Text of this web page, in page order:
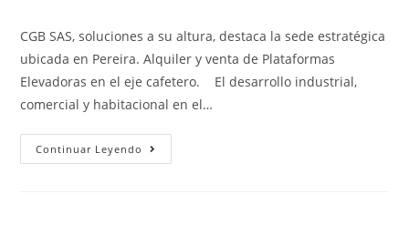
CGB SAS, soluciones a su altura, destaca la sede estratégica
ubicada en Pereira. Alquiler y venta de Plataformas
Elevadoras en el eje cafetero. El desarrollo industrial,
comercial y habitacional en el…
Continuar Leyendo